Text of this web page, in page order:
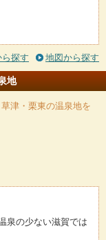
探す 地図から探す
地
津・栗東の温泉地を
泉の少ない滋賀では